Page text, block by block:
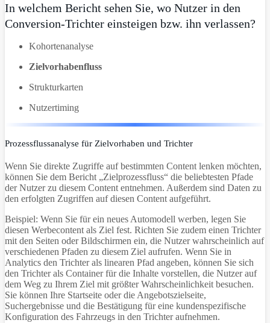
In welchem Bericht sehen Sie, wo Nutzer in den
Conversion-Trichter einsteigen bzw. ihn verlassen?
Kohortenanalyse
Zielvorhabenfluss
Strukturkarten
Nutzertiming
Prozessflussanalyse für Zielvorhaben und Trichter
Wenn Sie direkte Zugriffe auf bestimmten Content lenken möchten,
können Sie dem Bericht „Zielprozessfluss“ die beliebtesten Pfade
der Nutzer zu diesem Content entnehmen. Außerdem sind Daten zu
den erfolgten Zugriffen auf diesen Content aufgeführt.
Beispiel: Wenn Sie für ein neues Automodell werben, legen Sie
diesen Werbecontent als Ziel fest. Richten Sie zudem einen Trichter
mit den Seiten oder Bildschirmen ein, die Nutzer wahrscheinlich auf
verschiedenen Pfaden zu diesem Ziel aufrufen. Wenn Sie in
Analytics den Trichter als linearen Pfad angeben, können Sie sich
den Trichter als Container für die Inhalte vorstellen, die Nutzer auf
dem Weg zu Ihrem Ziel mit größter Wahrscheinlichkeit besuchen.
Sie können Ihre Startseite oder die Angebotszielseite,
Suchergebnisse und die Bestätigung für eine kundenspezifische
Konfiguration des Fahrzeugs in den Trichter aufnehmen.